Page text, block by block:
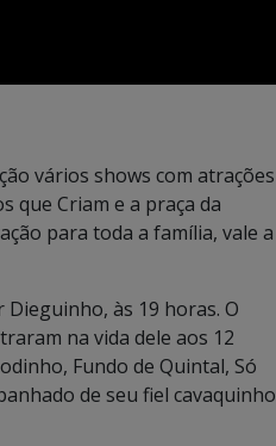
vários shows com atrações
que Criam e a praça da
para toda a família, vale a
às 19 horas. O
na vida dele aos 12
Fundo de Quintal, Só
de seu fiel cavaquinho